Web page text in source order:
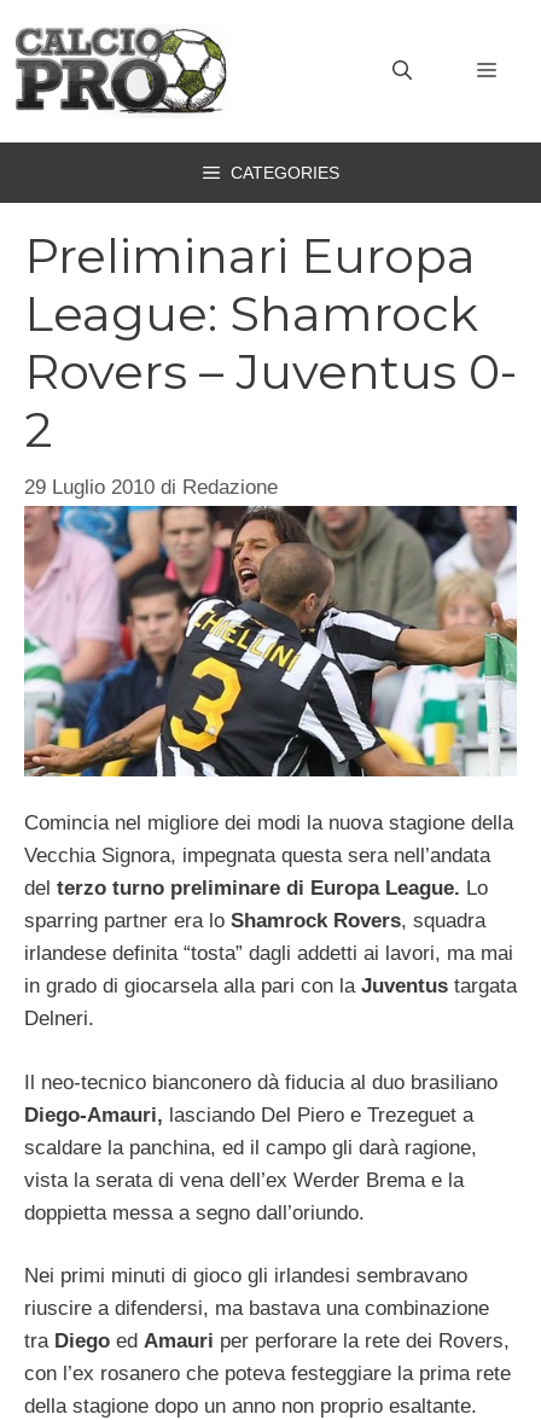
contenuto
CATEGORIES
Preliminari Europa
League: Shamrock
Rovers – Juventus 0-
2
29 Luglio 2010 di Redazione
Comincia nel migliore dei modi la nuova stagione della
Vecchia Signora, impegnata questa sera nell’andata
del terzo turno preliminare di Europa League. Lo
sparring partner era lo Shamrock Rovers, squadra
irlandese definita “tosta” dagli addetti ai lavori, ma mai
in grado di giocarsela alla pari con la Juventus targata
Delneri.
Il neo-tecnico bianconero dà fiducia al duo brasiliano
Diego-Amauri, lasciando Del Piero e Trezeguet a
scaldare la panchina, ed il campo gli darà ragione,
vista la serata di vena dell’ex Werder Brema e la
doppietta messa a segno dall’oriundo.
Nei primi minuti di gioco gli irlandesi sembravano
riuscire a difendersi, ma bastava una combinazione
tra Diego ed Amauri per perforare la rete dei Rovers,
con l’ex rosanero che poteva festeggiare la prima rete
della stagione dopo un anno non proprio esaltante.